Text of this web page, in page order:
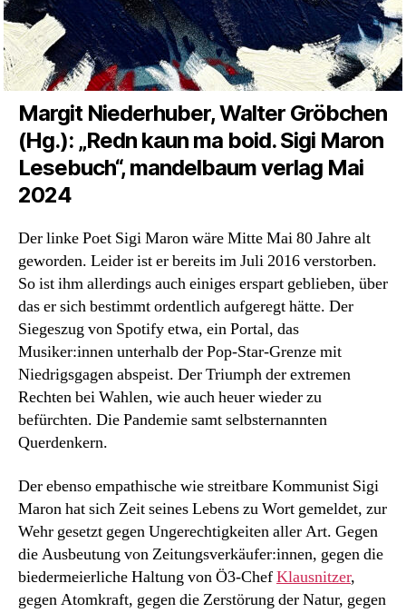
Margit Niederhuber, Walter Gröbchen
(Hg.): „Redn kaun ma boid. Sigi Maron
Lesebuch“, mandelbaum verlag Mai
2024
Der linke Poet Sigi Maron wäre Mitte Mai 80 Jahre alt
geworden. Leider ist er bereits im Juli 2016 verstorben.
So ist ihm allerdings auch einiges erspart geblieben, über
das er sich bestimmt ordentlich aufgeregt hätte. Der
Siegeszug von Spotify etwa, ein Portal, das
Musiker:innen unterhalb der Pop-Star-Grenze mit
Niedrigsgagen abspeist. Der Triumph der extremen
Rechten bei Wahlen, wie auch heuer wieder zu
befürchten. Die Pandemie samt selbsternannten
Querdenkern.
Der ebenso empathische wie streitbare Kommunist Sigi
Maron hat sich Zeit seines Lebens zu Wort gemeldet, zur
Wehr gesetzt gegen Ungerechtigkeiten aller Art. Gegen
die Ausbeutung von Zeitungsverkäufer:innen, gegen die
biedermeierliche Haltung von Ö3-ChefKlausnitzer,
gegen Atomkraft, gegen die Zerstörung der Natur, gegen